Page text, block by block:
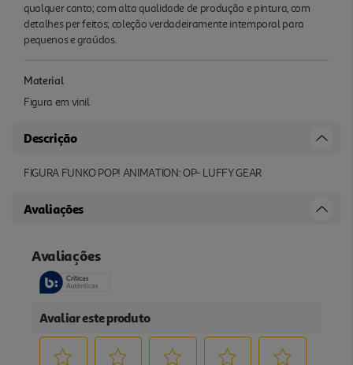
qualquer canto; com alta qualidade de produção e pintura, com
detalhes per feitos; coleção verdadeiramente intemporal para
pequenos e graúdos.
Material
Figura em vinil
Descrição
FIGURA FUNKO POP! ANIMATION: OP- LUFFY GEAR
Avaliações